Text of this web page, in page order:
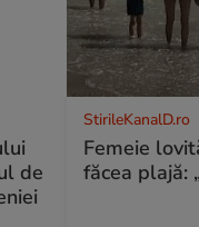
de
StirileKanalD.ro
Femeie
făcea plajă: